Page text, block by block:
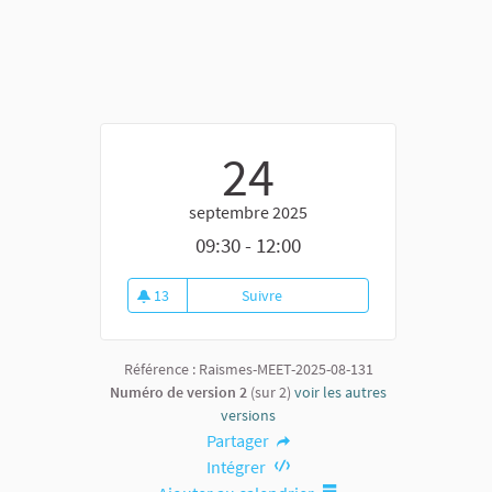
24
septembre 2025
09:30 - 12:00
13
13 abonnés
SuivreAteliers jardinage nourricier
Référence : Raismes-MEET-2025-08-131
Numéro de version 2 (sur 2) voir les autres
versions
Partager
Intégrer